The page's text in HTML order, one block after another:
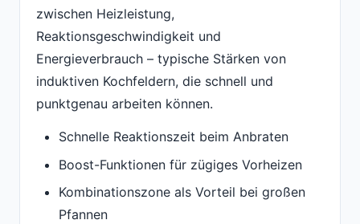
zwischen Heizleistung,
Reaktionsgeschwindigkeit und
Energieverbrauch – typische Stärken von
induktiven Kochfeldern, die schnell und
punktgenau arbeiten können.
Schnelle Reaktionszeit beim Anbraten
Boost-Funktionen für zügiges Vorheizen
Kombinationszone als Vorteil bei großen
Pfannen